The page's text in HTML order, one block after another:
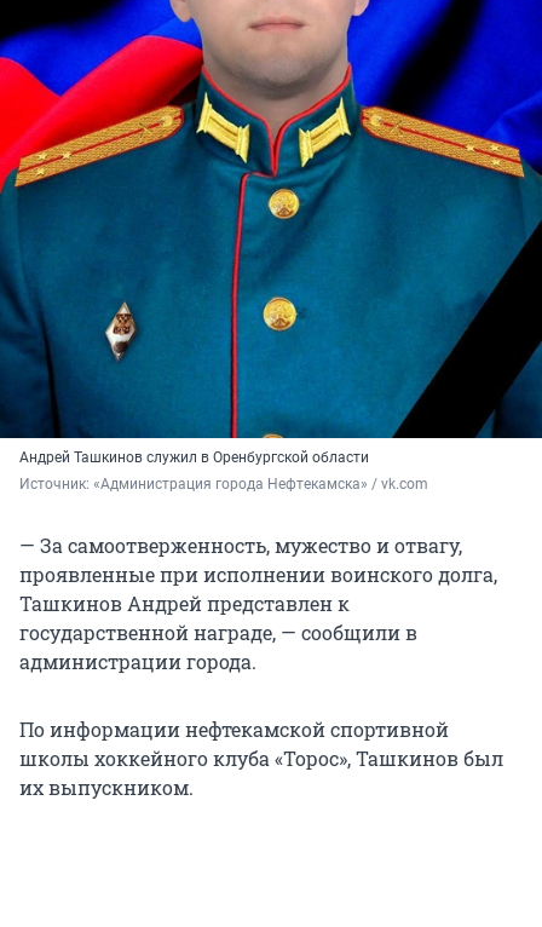
Андрей Ташкинов служил в Оренбургской области
Источник: «Администрация города Нефтекамска» / vk.com
— За самоотверженность, мужество и отвагу,
проявленные при исполнении воинского долга,
Ташкинов Андрей представлен к
государственной награде, — сообщили в
администрации города.
По информации нефтекамской спортивной
школы хоккейного клуба «Торос», Ташкинов был
их выпускником.